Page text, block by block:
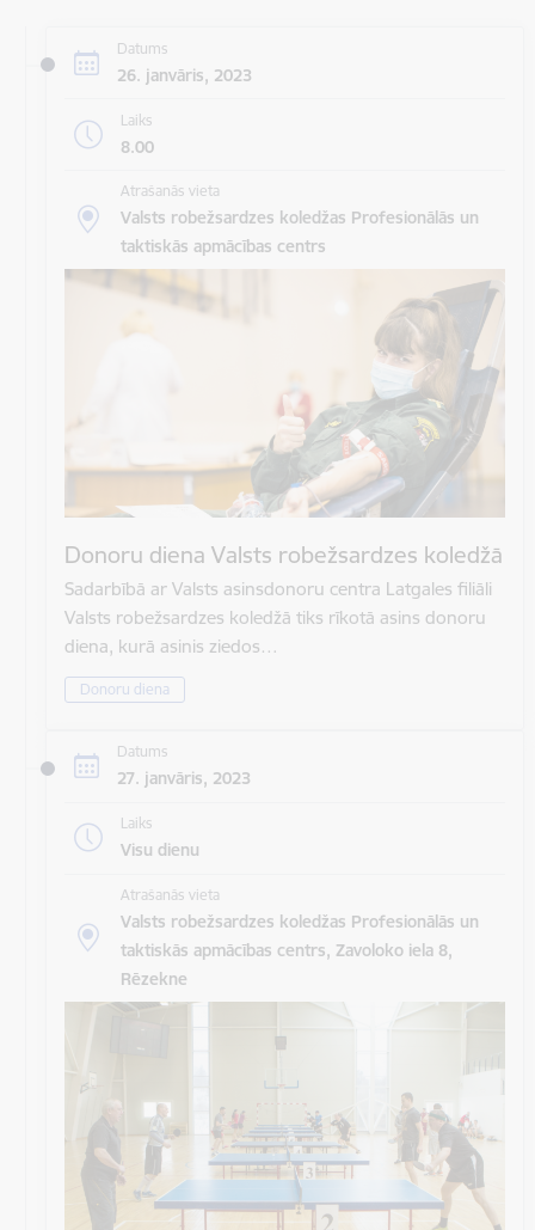
Datums
26. janvāris, 2023
Laiks
8.00
Atrašanās vieta
Valsts robežsardzes koledžas Profesionālās un
taktiskās apmācības centrs
Donoru diena Valsts robežsardzes koledžā
Sadarbībā ar Valsts asinsdonoru centra Latgales filiāli
Valsts robežsardzes koledžā tiks rīkotā asins donoru
diena, kurā asinis ziedos…
Donoru diena
Datums
27. janvāris, 2023
Laiks
Visu dienu
Atrašanās vieta
Valsts robežsardzes koledžas Profesionālās un
taktiskās apmācības centrs, Zavoloko iela 8,
Rēzekne